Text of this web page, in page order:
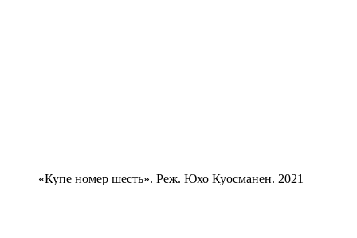
«Купе номер шесть». Реж. Юхо Куосманен. 2021